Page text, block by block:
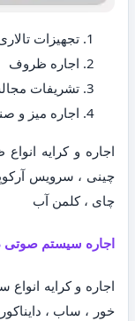
تجهیزات
اجاره ظروف
تشریفات
اجاره میز و
اجاره و کرایه
چینی ، سرویس
چای ، کلمن آب
اجاره سیستم صوتی
اجاره و کرایه